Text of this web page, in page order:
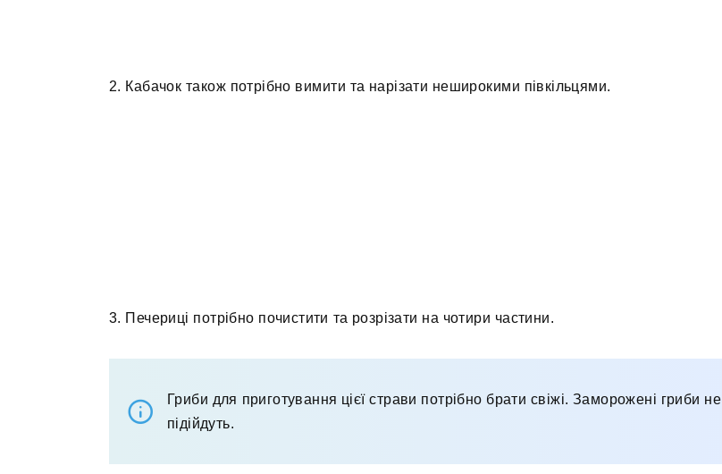
2. Кабачок також потрібно вимити та нарізати неширокими півкільцями.
3. Печериці потрібно почистити та розрізати на чотири частини.
Гриби для приготування цієї страви потрібно брати свіжі. Заморожені гриби не
підійдуть.